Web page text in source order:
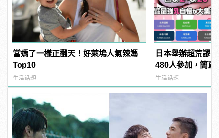
當媽了一樣正翻天！好萊塢人氣辣媽
Top10
生活話題
日本舉辦超荒謬
480人參加，簡直
manfashion這樣
生活話題